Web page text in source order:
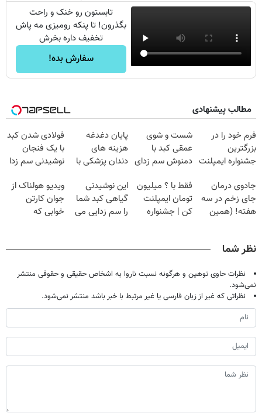
تابستون رو خنک و راحت
بگذرون! تا پنکه رومیزی مه پاش
تخفیف داره بخرش
سفارش بده!
مطالب پیشنهادی
فرم خود را در
بزرگترین
جشنواره ایمپلنت
فقط ۲۵ میلیون
شست و شوی
عمقی کبد با
دمنوش سم زدای
پایان دغدغه
هزینه های
دندان پزشکی با
خانگی
فولادی شدن کبد
با یک فنجان
نوشیدنی سم زدا
جادوی درمان
جای زخم در سه
هفته! (همین
فقط با ؟ میلیون
تومان ایمپلنت
کن | جشنواره
این نوشیدنی
گیاهی کبد شما
را سم زدایی می
ویدیو هولناک از
جوان کارتن
خوابی که
نظر شما
نظرات حاوی توهین و هرگونه نسبت ناروا به اشخاص حقیقی و حقوقی منتشر
نمی‌شود.
نظراتی که غیر از زبان فارسی یا غیر مرتبط با خبر باشد منتشر نمی‌شود.